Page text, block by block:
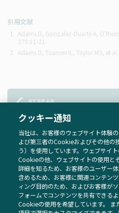
引用文献
Adams D, Gonzalez-Duarte A,
379:11-21.
Adams D, Tournev IL, Taylor MS, et al.
肝移植
ご利用に関して
プライバシーポリシー
クッキー通知
当社は、お客様のウェブサイト体験
よび第三者のCookieおよびその他の
う）を使用しています。ウェブサイ
Cookieの他、ウェブサイトの使用と
詳細を知るため、お客様のユーザー
含めるため、お客様に関連コンテン
ィング目的のため、およびお客様が
フォームでコンテンツを共有できる
Cookieの使用を希望しています。 ま